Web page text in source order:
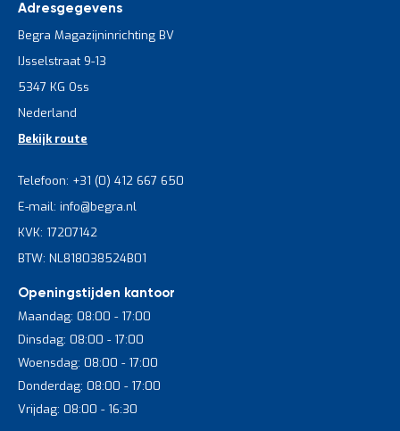
Adresgegevens
Begra Magazijninrichting BV
IJsselstraat 9-13
5347 KG Oss
Nederland
Bekijk route
Telefoon: +31 (0) 412 667 650
E-mail: info@begra.nl
KVK: 17207142
BTW: NL818038524B01
Openingstijden kantoor
Maandag: 08:00 - 17:00
Dinsdag: 08:00 - 17:00
Woensdag: 08:00 - 17:00
Donderdag: 08:00 - 17:00
Vrijdag: 08:00 - 16:30